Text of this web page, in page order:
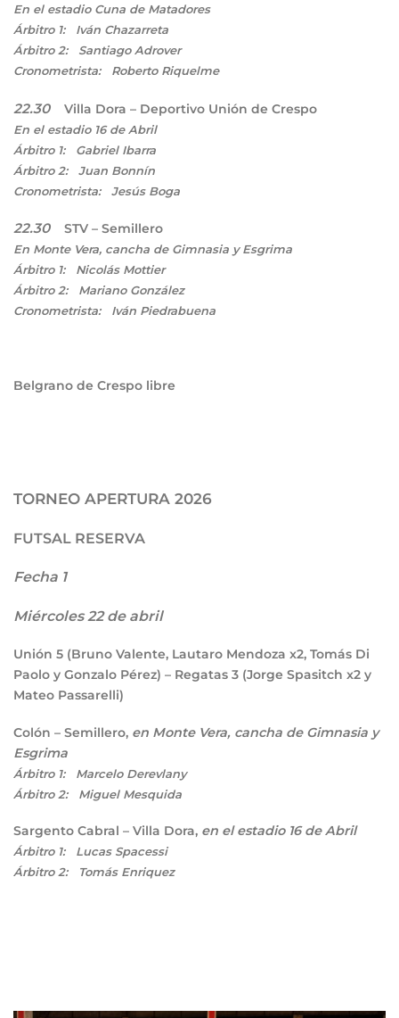
En el estadio Cuna de Matadores
Árbitro 1: Iván Chazarreta
Árbitro 2: Santiago Adrover
Cronometrista: Roberto Riquelme
22.30Villa Dora – Deportivo Unión de Crespo
En el estadio 16 de Abril
Árbitro 1: Gabriel Ibarra
Árbitro 2: Juan Bonnín
Cronometrista: Jesús Boga
22.30STV – Semillero
En Monte Vera, cancha de Gimnasia y Esgrima
Árbitro 1: Nicolás Mottier
Árbitro 2: Mariano González
Cronometrista: Iván Piedrabuena
Belgrano de Crespo libre
TORNEO APERTURA 2026
FUTSAL RESERVA
Fecha 1
Miércoles 22 de abril
Unión 5 (Bruno Valente, Lautaro Mendoza x2, Tomás Di
Paolo y Gonzalo Pérez) – Regatas 3 (Jorge Spasitch x2 y
Mateo Passarelli)
Colón – Semillero, en Monte Vera, cancha de Gimnasia y
Esgrima
Árbitro 1: Marcelo Derevlany
Árbitro 2: Miguel Mesquida
Sargento Cabral – Villa Dora, en el estadio 16 de Abril
Árbitro 1: Lucas Spacessi
Árbitro 2: Tomás Enriquez